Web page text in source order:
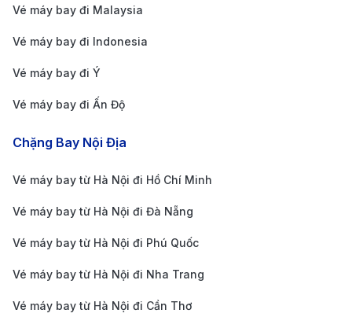
Hà Nội (HAN) →
Austin (AUS)
Los Angeles (LAX)
TP.HCM (SGN) →
Austin (AUS)
Seattle (SEA)
Bảng giá vé máy bay đi Austin của hãng
hàng không Alaska Airlines cập nhật mới
Vé máy bay đi Malaysia
Vé máy bay đi Indonesia
Vé máy bay đi Ý
Vé máy bay đi Ấn Độ
Chặng Bay Nội Địa
Vé máy bay từ Hà Nội đi Hồ Chí Minh
Vé máy bay từ Hà Nội đi Đà Nẵng
Vé máy bay từ Hà Nội đi Phú Quốc
Vé máy bay từ Hà Nội đi Nha Trang
Vé máy bay từ Hà Nội đi Cần Thơ